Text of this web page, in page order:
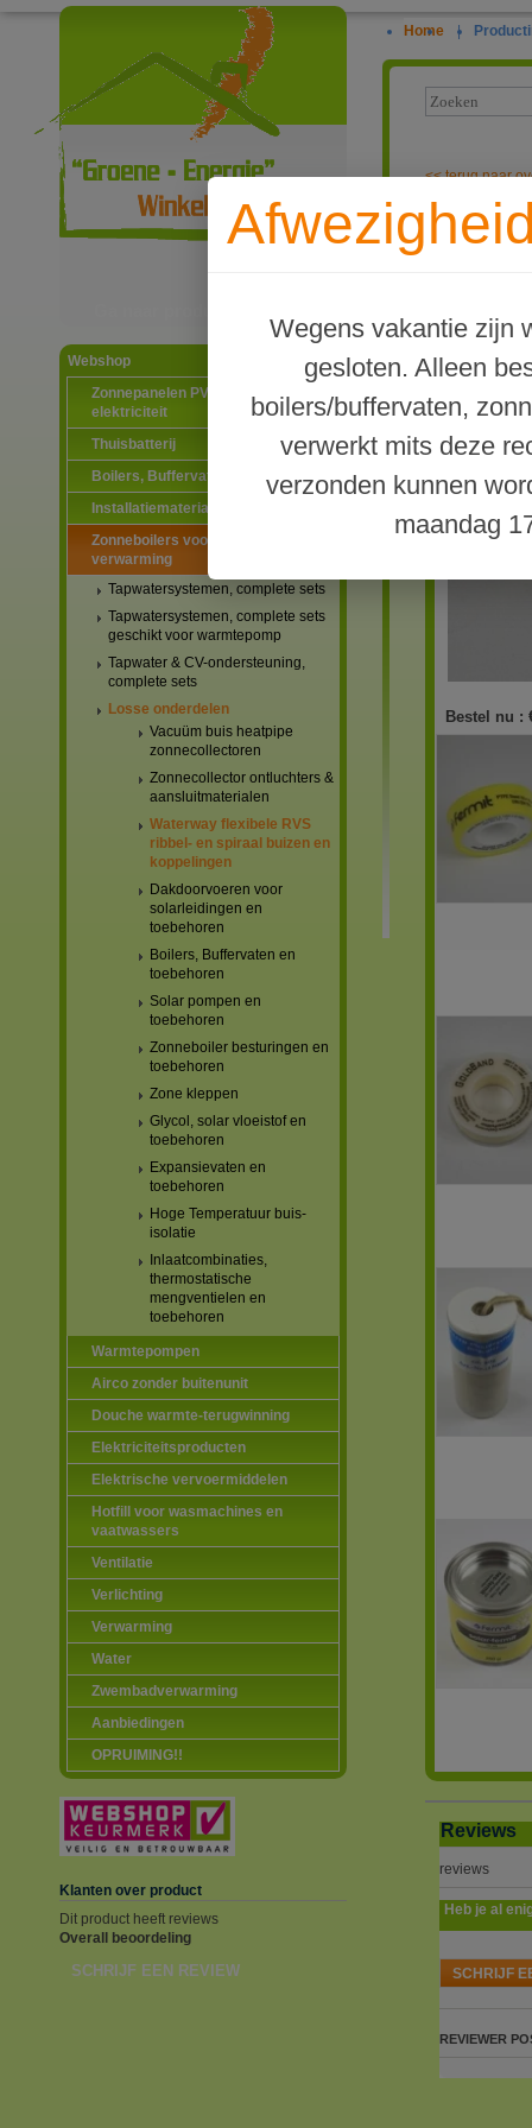
Webshop
Zonnepanelen PV-systemen
elektriciteit
Thuisbatterij
Boilers, Buffervaten en toebehoren
Installatiematerialen
Zonneboilers voor warmtapwater en
verwarming
Tapwatersystemen, complete sets
Tapwatersystemen, complete sets
geschikt voor warmtepomp
Tapwater & CV-ondersteuning,
complete sets
Losse onderdelen
Vacuüm buis heatpipe
zonnecollectoren
Zonnecollector ontluchters &
aansluitmaterialen
Waterway flexibele RVS
ribbel- en spiraal buizen en
koppelingen
Dakdoorvoeren voor
solarleidingen en
toebehoren
Boilers, Buffervaten en
toebehoren
Solar pompen en
toebehoren
Zonneboiler besturingen en
toebehoren
Zone kleppen
Glycol, solar vloeistof en
toebehoren
Expansievaten en
toebehoren
Hoge Temperatuur buis-
isolatie
Inlaatcombinaties,
thermostatische
mengventielen en
toebehoren
Warmtepompen
Airco zonder buitenunit
Douche warmte-terugwinning
Elektriciteitsproducten
Elektrische vervoermiddelen
Hotfill voor wasmachines en
vaatwassers
Ventilatie
Verlichting
Verwarming
Water
Zwembadverwarming
Aanbiedingen
OPRUIMING!!
Klanten over product
Dit product heeft reviews
Overall beoordeling
SCHRIJF EEN REVIEW
Home |
Wegens vakantie zijn
gesloten. Alleen
boilers/buffervaten,
verwerkt mits deze
verzonden kunnen
maandag
<<terug naar
Koppelstuk
Bestel nu :
Reviews
reviews
Heb je al
SCHRIJF
REVIEWER